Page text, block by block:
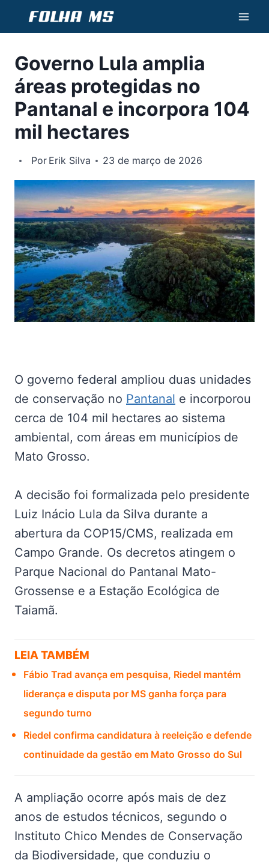
Conteúdo
Governo Lula amplia
áreas protegidas no
Pantanal e incorpora 104
mil hectares
Por Erik Silva 23 de março de 2026
O governo federal ampliou duas unidades
de conservação no Pantanal e incorporou
cerca de 104 mil hectares ao sistema
ambiental, com áreas em municípios de
Mato Grosso.
A decisão foi formalizada pelo presidente
Luiz Inácio Lula da Silva durante a
abertura da COP15/CMS, realizada em
Campo Grande. Os decretos atingem o
Parque Nacional do Pantanal Mato-
Grossense e a Estação Ecológica de
Taiamã.
LEIA TAMBÉM
Fábio Trad avança em pesquisa, Riedel mantém
liderança e disputa por MS ganha força para
segundo turno
Riedel confirma candidatura à reeleição e defende
continuidade da gestão em Mato Grosso do Sul
A ampliação ocorre após mais de dez
anos de estudos técnicos, segundo o
Instituto Chico Mendes de Conservação
da Biodiversidade, que conduziu o